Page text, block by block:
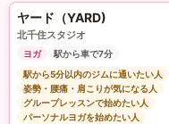
ヤード（YARD)
北千住スタジオ
ヨガ
駅から車で7分
駅から5分以内のジムに通いたい人
姿勢・腰痛・肩こりが気になる人
グループレッスンで始めたい人
パーソナルヨガを始めたい人